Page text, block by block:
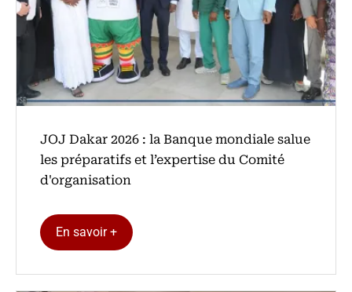
‎JOJ Dakar 2026 : la Banque mondiale salue
les préparatifs et l’expertise du Comité
d'organisation
En savoir +